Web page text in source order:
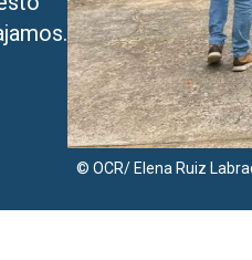
© OCR/ Elena Ruiz